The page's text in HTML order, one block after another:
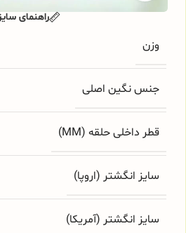
وزن
جنس نگین اصلی
قطر داخلی حلقه (MM)
سایز انگشتر (اروپا)
سایز انگشتر (آمریکا)
راهنمای سایز